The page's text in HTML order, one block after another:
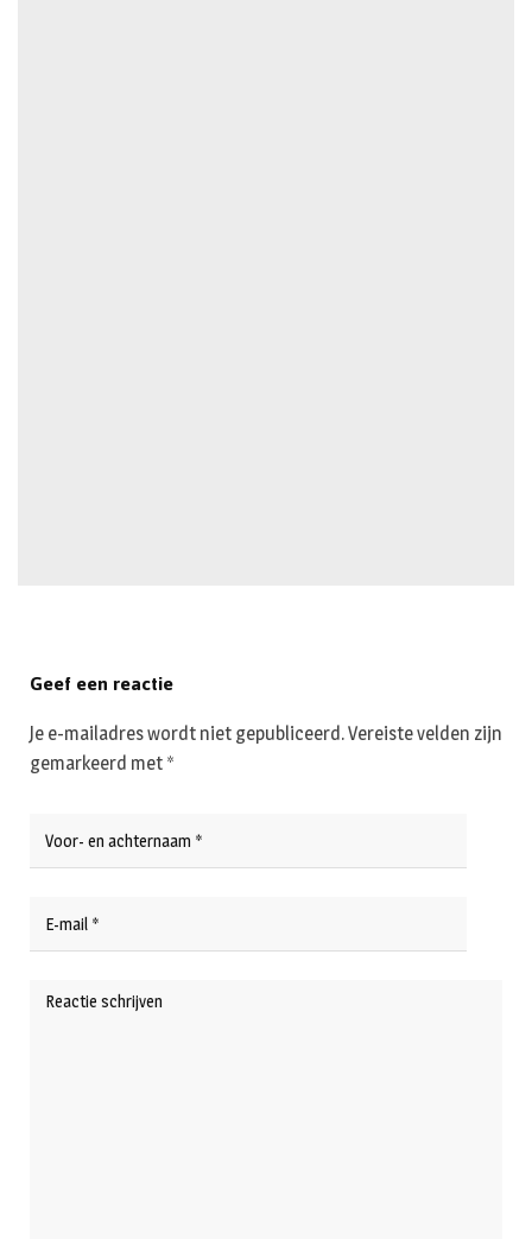
Geef een reactie
Je e-mailadres wordt niet gepubliceerd.Vereiste velden zijn
gemarkeerd met *